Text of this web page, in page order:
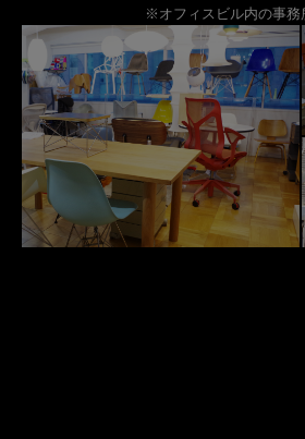
※オフィスビル内の事務